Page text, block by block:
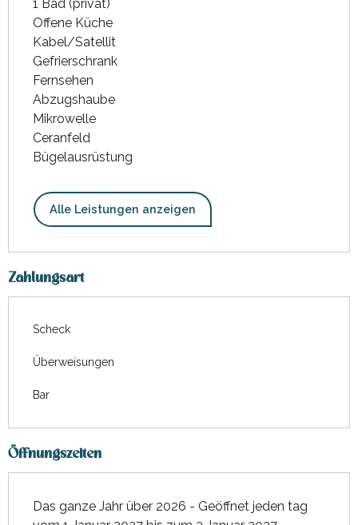
1 Bad (privat)
Offene Küche
Kabel/Satellit
Gefrierschrank
Fernsehen
Abzugshaube
Mikrowelle
Ceranfeld
Bügelausrüstung
Alle Leistungen anzeigen
Zahlungsart
Scheck
Überweisungen
Bar
Öffnungszeiten
Das ganze Jahr über 2026 - Geöffnet jeden tag